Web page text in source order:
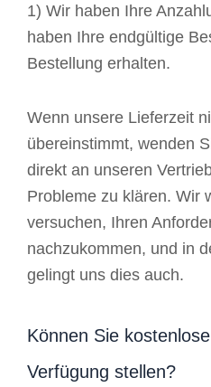
1) Wir haben Ihre
haben Ihre endgültige
Bestellung erhalten.
Wenn unsere Lieferzeit
übereinstimmt, wenden
direkt an unseren
Probleme zu klären. Wir
versuchen, Ihren
nachzukommen, und in
gelingt uns dies auch.
Können Sie
Verfügung stellen?